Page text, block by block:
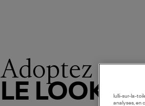
Adoptez
LE LOOK
lulli-sur-la-
analyses, en